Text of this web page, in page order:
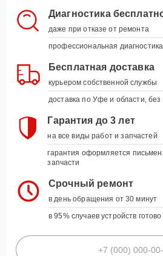
Диагностика
даже при отказе от ремонта
профессиональная
Бесплатная доставка
курьером собственной службы
доставка по Уфе и области,
Гарантия до 3 лет
на все виды работ и запчастей
гарантия оформляется
запчасти
Срочный ремонт
в день обращения от 30 минут
в 95% случаев устройств